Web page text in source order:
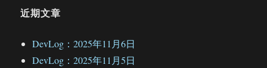
近期文章
DevLog：2025年11月6日
DevLog：2025年11月5日